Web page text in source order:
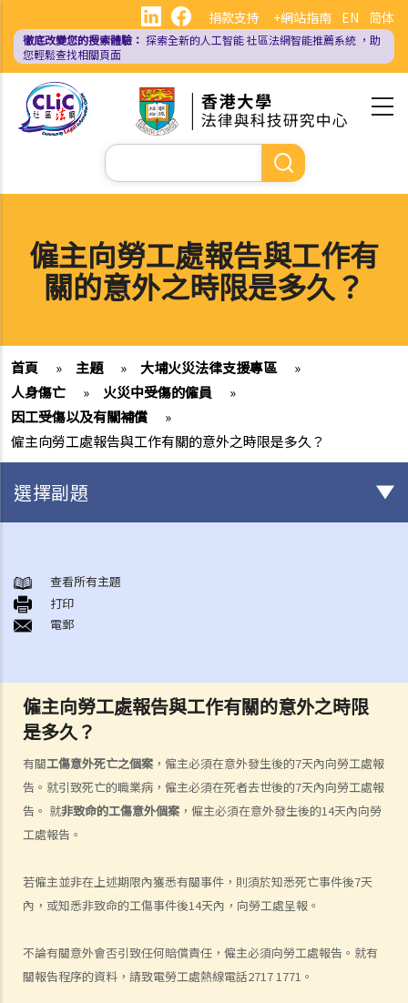
內
EN 简体
捐款支持 +網站指南
徹底改變您的搜索體驗： 探索全新的人工智能社區法網智能推薦系統 ，助
您輕鬆查找相關頁面
Search
僱主向勞工處報告與工作有
關的意外之時限是多久？
首頁 » 主題 » 大埔火災法律支援專區
»
人身傷亡
» 火災中受傷的僱員
»
因工受傷以及有關補償
»
僱主向勞工處報告與工作有關的意外之時限是多久？
僱主向勞工處報告與工作有關的意外之時限
是多久？
有關工傷意外死亡之個案 ，僱主必須在意外發生後的7天內向勞工處報
告。就引致死亡的職業病，僱主必須在死者去世後的7天內向勞工處報
告。 就非致命的工傷意外個案 ，僱主必須在意外發生後的14天內向勞
工處報告。
若僱主並非在上述期限內獲悉有關事件，則須於知悉死亡事件後7天
內，或知悉非致命的工傷事件後14天內，向勞工處呈報。
不論有關意外會否引致任何賠償責任，僱主必須向勞工處報告。就有
關報告程序的資料，請致電勞工處熱線電話2717 1771。
選擇副題
A. 火葬
B. 骨灰安置所（靈灰安置所）
C. 土葬
E. 骨灰撒海
F. 遺體／骨殖／骨灰出入香港
人身傷亡
傷者本人
何謂「人身傷害」？
我受傷後，何時可提出申索？
如何就人身傷害提出申索？
1. 申索信（原告人）及建設性的答覆（被告人）
3. 申索陳述書
4. 損害賠償陳述書
查看所有主題
打印
電郵